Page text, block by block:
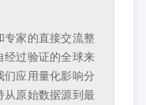
家的直接交流整
经过验证的全球来
应用量化影响分
原始数据源到最